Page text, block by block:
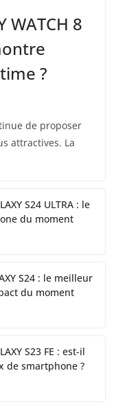
WATCH 8
?
de proposer
attractives. La
S24 ULTRA : le
du moment
S24 : le meilleur
du moment
S23 FE : est-il
de smartphone ?